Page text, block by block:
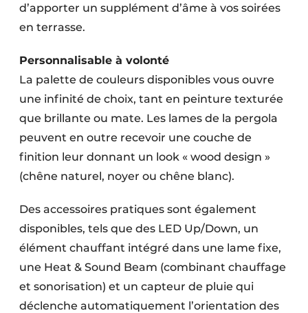
d’apporter un supplément d’âme à vos soirées
en terrasse.
Personnalisable à volonté
La palette de couleurs disponibles vous ouvre
une infinité de choix, tant en peinture texturée
que brillante ou mate. Les lames de la pergola
peuvent en outre recevoir une couche de
finition leur donnant un look « wood design »
(chêne naturel, noyer ou chêne blanc).
Des accessoires pratiques sont également
disponibles, tels que des LED Up/Down, un
élément chauffant intégré dans une lame fixe,
une Heat & Sound Beam (combinant chauffage
et sonorisation) et un capteur de pluie qui
déclenche automatiquement l’orientation des